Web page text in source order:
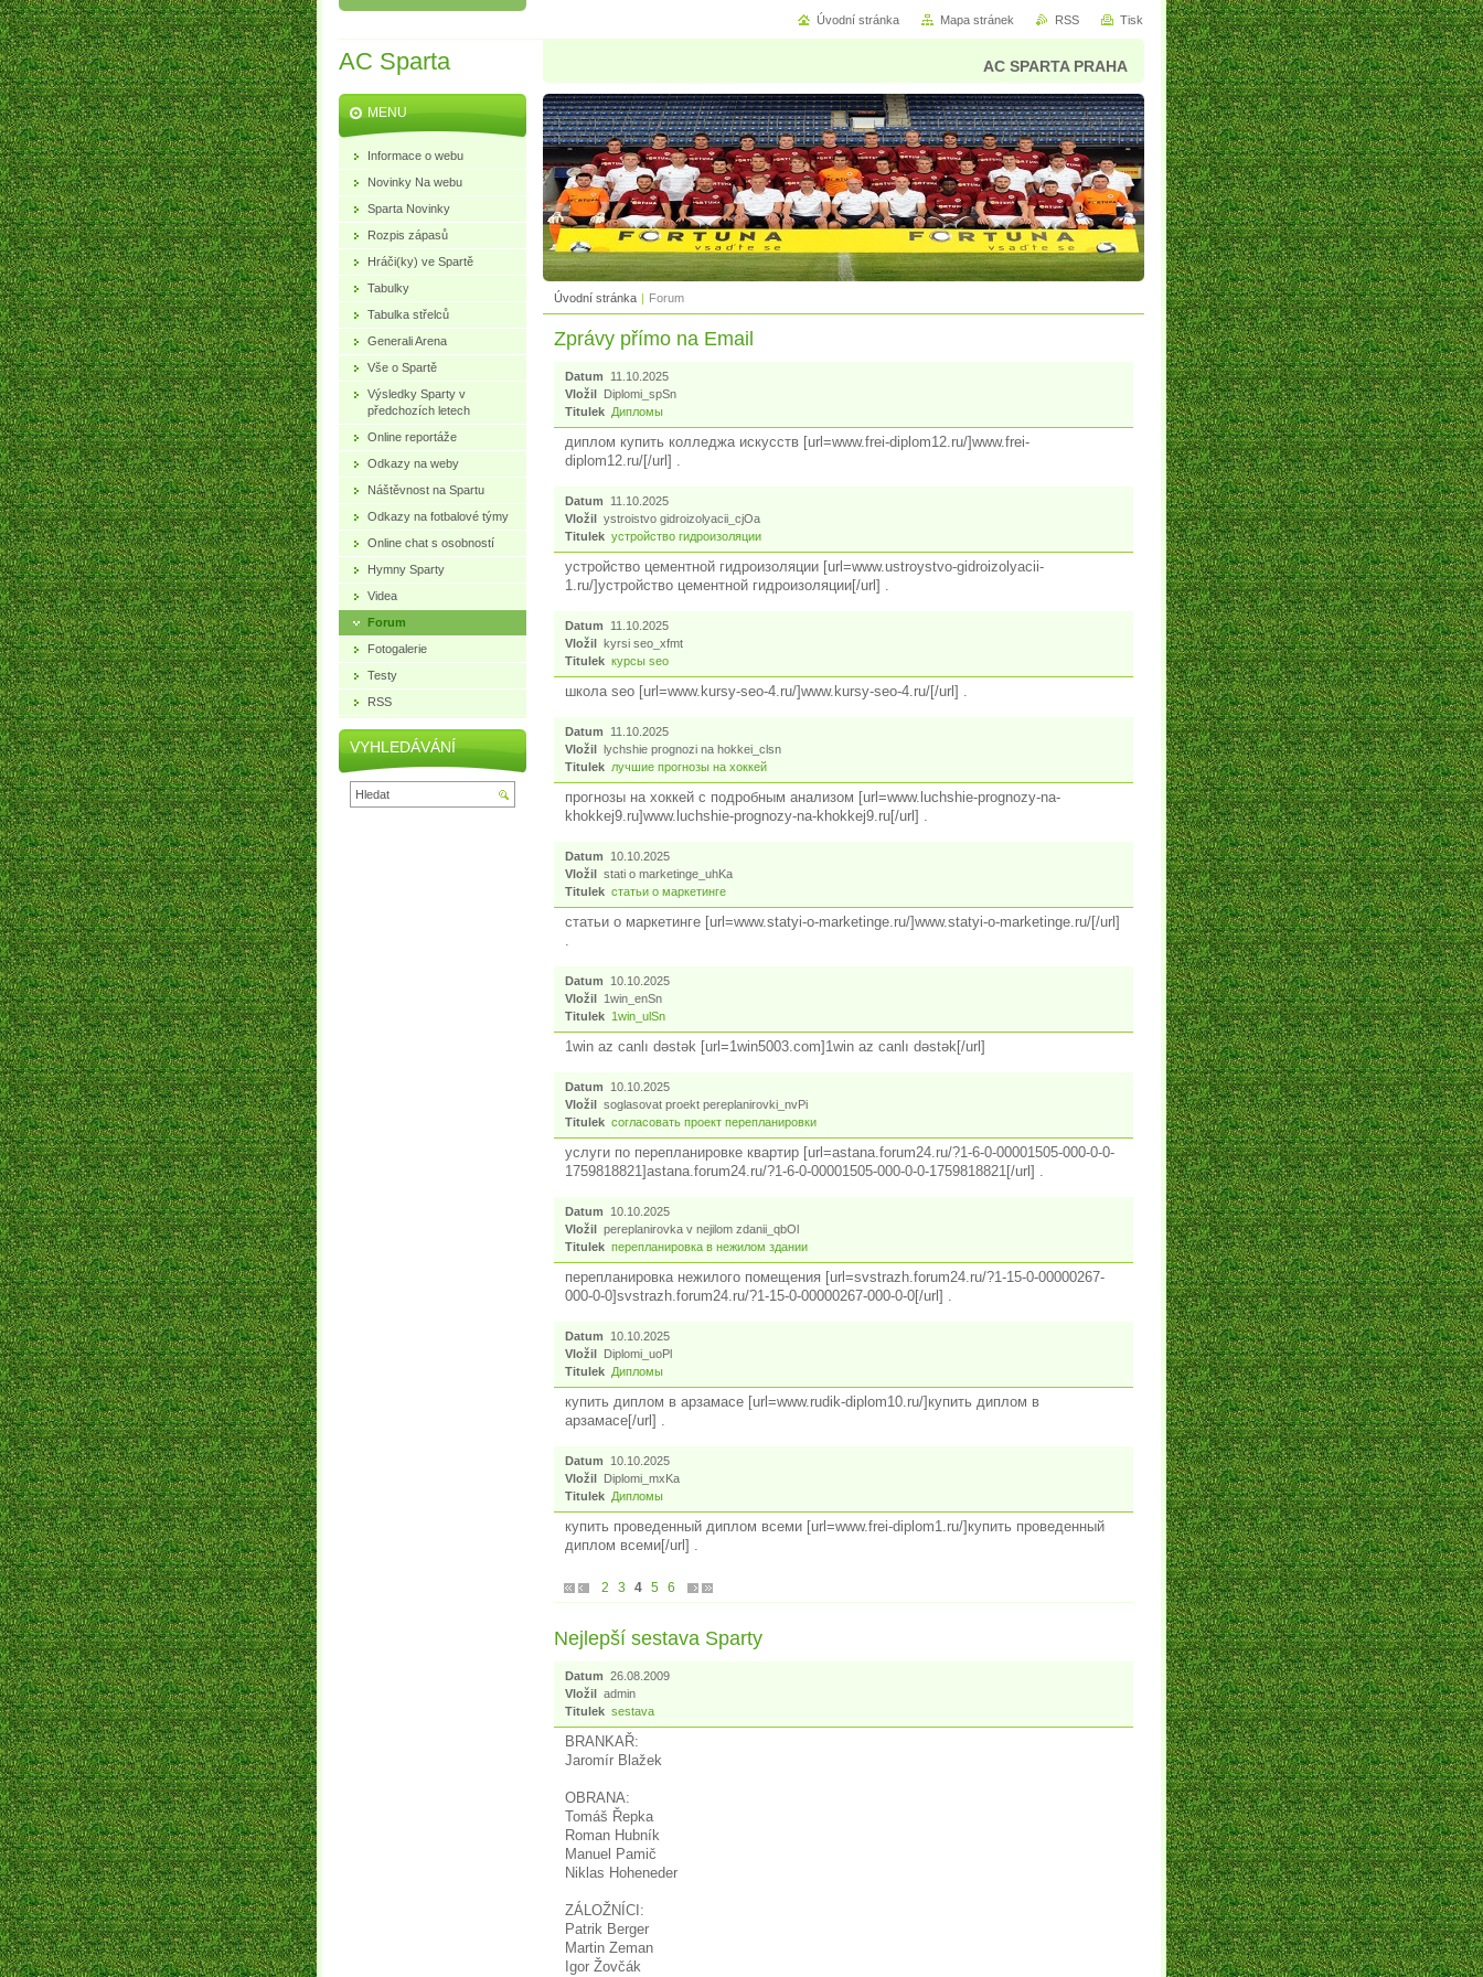
AC Sparta AC SPARTA PRAHA
Úvodní stránka | Forum
Zprávy přímo na Email
Datum
11.10.2025
Vložil Diplomi_spSn
Titulek Дипломы
диплом купить колледжа искусств [url=www.frei-diplom12.ru/]www.frei-
diplom12.ru/[/url] .
Datum
11.10.2025
Vložil ystroistvo gidroizolyacii_cjOa
Titulek устройство гидроизоляции
устройство цементной гидроизоляции [url=www.ustroystvo-gidroizolyacii-
1.ru/]устройство цементной гидроизоляции[/url] .
Datum
11.10.2025
Vložil kyrsi seo_xfmt
Titulek курсы seo
школа seo [url=www.kursy-seo-4.ru/]www.kursy-seo-4.ru/[/url] .
Datum
11.10.2025
Vložil lychshie prognozi na hokkei_clsn
Titulek лучшие прогнозы на хоккей
прогнозы на хоккей с подробным анализом [url=www.luchshie-prognozy-na-
khokkej9.ru]www.luchshie-prognozy-na-khokkej9.ru[/url] .
Datum
10.10.2025
Vložil stati o marketinge_uhKa
Titulek статьи о маркетинге
статьи о маркетинге [url=www.statyi-o-marketinge.ru/]www.statyi-o-marketinge.ru/[/url]
Datum
10.10.2025
Vložil 1win_enSn
Titulek 1win_ulSn
1win az canlı dəstək [url=1win5003.com]1win az canlı dəstək[/url]
Datum
10.10.2025
Vložil soglasovat proekt pereplanirovki_nvPi
Titulek согласовать проект перепланировки
услуги по перепланировке квартир [url=astana.forum24.ru/?1-6-0-00001505-000-0-0-
1759818821]astana.forum24.ru/?1-6-0-00001505-000-0-0-1759818821[/url] .
Datum
10.10.2025
Vložil pereplanirovka v nejilom zdanii_qbOl
Titulek перепланировка в нежилом здании
перепланировка нежилого помещения [url=svstrazh.forum24.ru/?1-15-0-00000267-
000-0-0]svstrazh.forum24.ru/?1-15-0-00000267-000-0-0[/url] .
Datum
10.10.2025
Vložil Diplomi_uoPl
Titulek Дипломы
купить диплом в арзамасе [url=www.rudik-diplom10.ru/]купить диплом в
арзамасе[/url] .
Datum
10.10.2025
Vložil Diplomi_mxKa
Titulek Дипломы
купить проведенный диплом всеми [url=www.frei-diplom1.ru/]купить проведенный
диплом всеми[/url] .
2 3 4 5 6
Nejlepší sestava Sparty
Datum 26.08.2009
Vložil admin
Titulek sestava
BRANKAŘ:
Jaromír Blažek
OBRANA:
Tomáš Řepka
Roman Hubník
Manuel Pamič
Niklas Hoheneder
ZÁLOŽNÍCI:
Patrik Berger
Martin Zeman
Igor Žovčák
MENU
Informace o webu
Novinky Na webu
Sparta Novinky
Rozpis zápasů
Hráči(ky) ve Spartě
Tabulky
Tabulka střelců
Generali Arena
Vše o Spartě
Výsledky Sparty v
předchozích letech
Online reportáže
Odkazy na weby
Náštěvnost na Spartu
Odkazy na fotbalové týmy
Online chat s osobností
Hymny Sparty
Videa
Forum
Fotogalerie
Testy
RSS
VYHLEDÁVÁNÍ
Úvodní stránka Mapa stránek RSS Tisk